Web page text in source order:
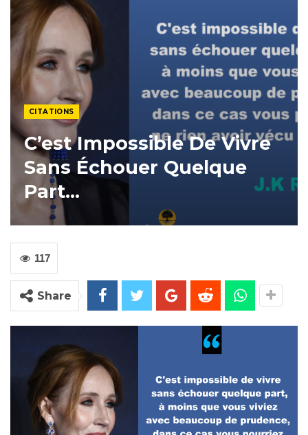
CITATIONS
C’est Impossible De Vivre
Sans Échouer Quelque
Part…
117
Share